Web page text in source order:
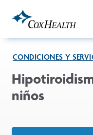
CONDICIONES Y
niños